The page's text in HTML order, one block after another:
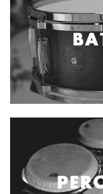
Fundas y estuches
Boquillas y abrazaderas
Accesorios
Percusión
Panderos
Percusión Latina
Kalimba
Xilófonos y liras
Campanas, lluvias y platillos